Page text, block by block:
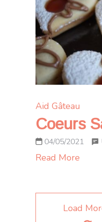
Aid Gâteau
Coeurs
04/05/2021
Read More
Load